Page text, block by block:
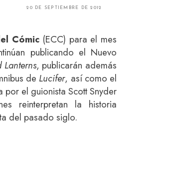
20 DE SEPTIEMBRE DE 2012
Cómic(ECC) para el mes
publicando el Nuevo
Lanterns, publicarán además
de Lucifer, así como el
por el guionista Scott Snyder
reinterpretan la historia
del pasado siglo.